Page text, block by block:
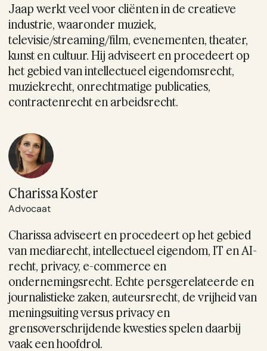
Jaap werkt veel voor cliënten in de creatieve
industrie, waaronder muziek,
televisie/streaming/film, evenementen, theater,
kunst en cultuur. Hij adviseert en procedeert op
het gebied van intellectueel eigendomsrecht,
muziekrecht, onrechtmatige publicaties,
contractenrecht en arbeidsrecht.
Charissa Koster
Advocaat
Charissa adviseert en procedeert op het gebied
van mediarecht, intellectueel eigendom, IT en AI-
recht, privacy, e-commerce en
ondernemingsrecht. Echte persgerelateerde en
journalistieke zaken, auteursrecht, de vrijheid van
meningsuiting versus privacy en
grensoverschrijdende kwesties spelen daarbij
vaak een hoofdrol.